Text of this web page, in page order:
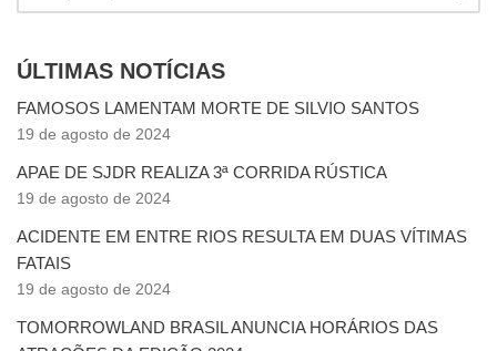
ÚLTIMAS NOTÍCIAS
FAMOSOS LAMENTAM MORTE DE SILVIO SANTOS
19 de agosto de 2024
APAE DE SJDR REALIZA 3ª CORRIDA RÚSTICA
19 de agosto de 2024
ACIDENTE EM ENTRE RIOS RESULTA EM DUAS VÍTIMAS
FATAIS
19 de agosto de 2024
TOMORROWLAND BRASIL ANUNCIA HORÁRIOS DAS